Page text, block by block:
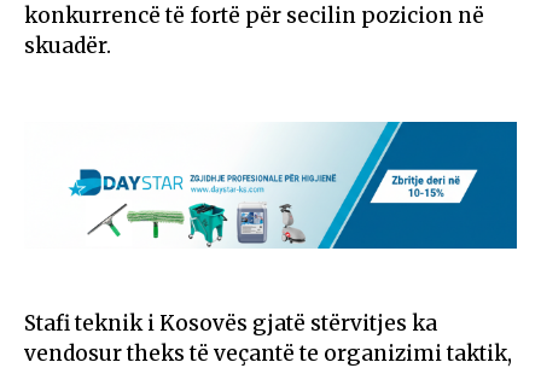
konkurrencë të fortë për secilin pozicion në
skuadër.
Stafi teknik i Kosovës gjatë stërvitjes ka
vendosur theks të veçantë te organizimi taktik,